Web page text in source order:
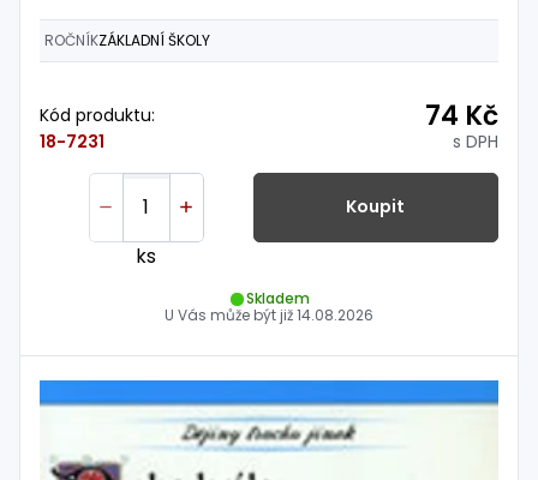
ROČNÍKZÁKLADNÍ ŠKOLY
Kód produktu:
18-7231
74 Kč
s DPH
ks
Koupit
Skladem
U Vás může být již14.08.2026